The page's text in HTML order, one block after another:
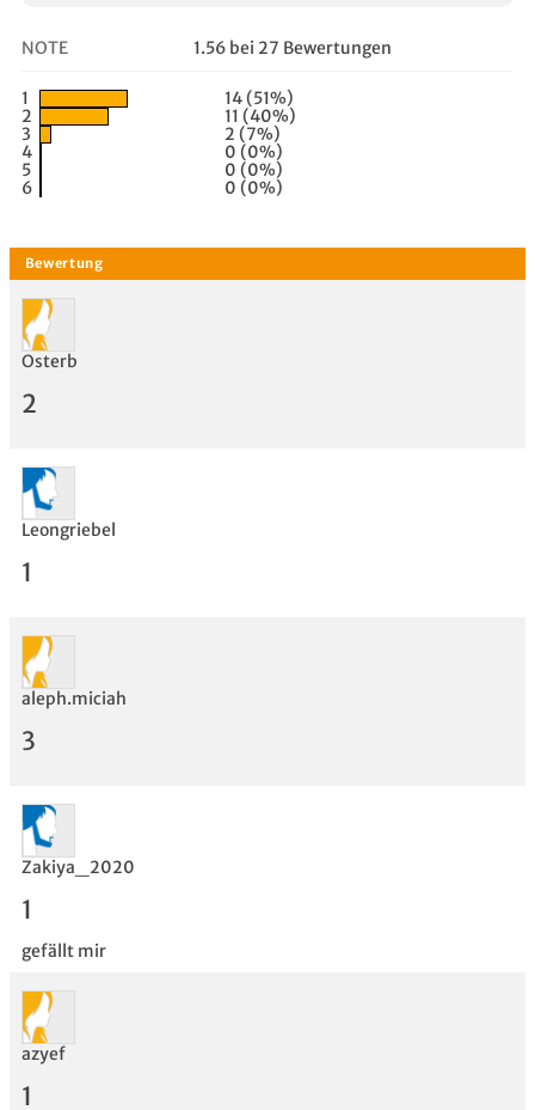
NOTE 1.56 bei 27 Bewertungen
1
14 (51%)
2
11 (40%)
3
2 (7%)
4
0 (0%)
5
0 (0%)
6
0 (0%)
Osterb
2
Leongriebel
1
aleph.miciah
3
Zakiya_2020
1
gefällt mir
azyef
1